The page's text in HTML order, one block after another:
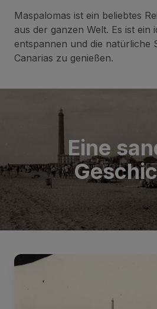
Maspalomas ist ein beliebtes
aus der ganzen Welt. Es ist ein
entspannen und die natürliche
Canarias zu genießen.
Eine